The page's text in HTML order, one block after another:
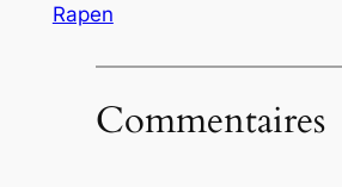
Rapen
Commentaires